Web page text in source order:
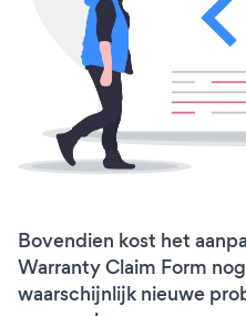
Bovendien kost het
Warranty Claim Form
waarschijnlijk nieuwe